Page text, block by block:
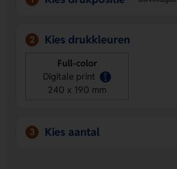
Volledig te personaliseren
– Laat
drukken.
Lange levensduur
een transparante laag en blijft
Stevig en praktisch– De anti-slip
de muismat goed op z’n plek blijft
2 Kies drukkleuren
Full-color
Digitale print
240 x 190 mm
3 Kies aantal